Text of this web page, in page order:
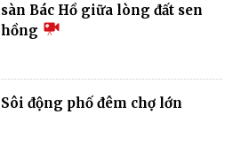
sàn Bác Hồ giữa lòng đất sen
hồng
Sôi động phố đêm chợ lớn